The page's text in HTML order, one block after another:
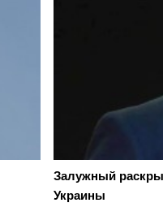
Залужный
Украины